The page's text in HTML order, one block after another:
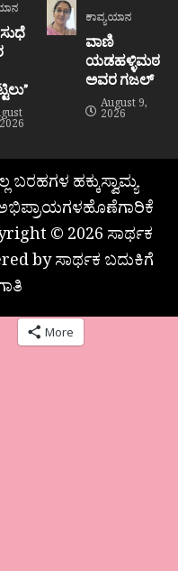
ಸುಧೆ
ಕಾವ್ಯಯಾನ
ವಾಣಿ
ಯಡಹಳ್ಳಿಮಠ
ಅವರ ಗಜಲ್
August 9,
2026
ಬರಹಗಳ ಹಕ್ಕುಸ್ವಾಮ್ಯ
© 2026 ಸಾರ್ಥಕ
by ಸಾರ್ಥಕ ಬದುಕಿಗೆ
More